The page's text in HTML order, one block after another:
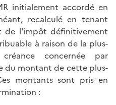
initialement accordé en
recalculé en tenant
l'impôt définitivement
à raison de la plus-
concernée par
du montant de cette plus-
montants sont pris en
: